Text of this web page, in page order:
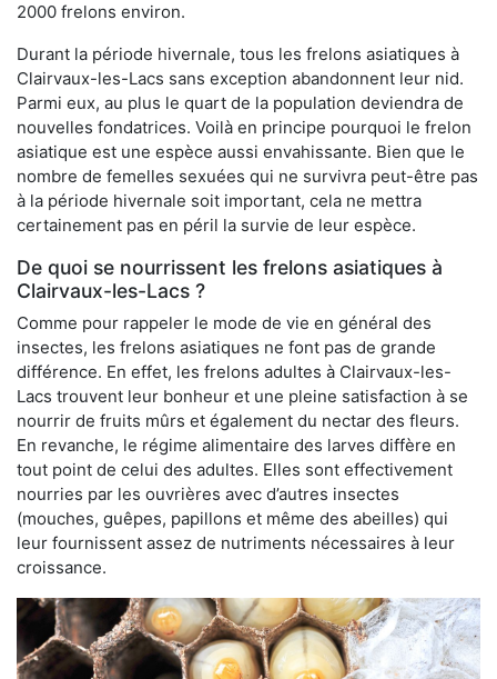
2000 frelons environ.
Durant la période hivernale, tous les frelons asiatiques à
Clairvaux-les-Lacs sans exception abandonnent leur nid.
Parmi eux, au plus le quart de la population deviendra de
nouvelles fondatrices. Voilà en principe pourquoi le frelon
asiatique est une espèce aussi envahissante. Bien que le
nombre de femelles sexuées qui ne survivra peut-être pas
à la période hivernale soit important, cela ne mettra
certainement pas en péril la survie de leur espèce.
De quoi se nourrissent les frelons asiatiques à
Clairvaux-les-Lacs ?
Comme pour rappeler le mode de vie en général des
insectes, les frelons asiatiques ne font pas de grande
différence. En effet, les frelons adultes à Clairvaux-les-
Lacs trouvent leur bonheur et une pleine satisfaction à se
nourrir de fruits mûrs et également du nectar des fleurs.
En revanche, le régime alimentaire des larves diffère en
tout point de celui des adultes. Elles sont effectivement
nourries par les ouvrières avec d’autres insectes
(mouches, guêpes, papillons et même des abeilles) qui
leur fournissent assez de nutriments nécessaires à leur
croissance.